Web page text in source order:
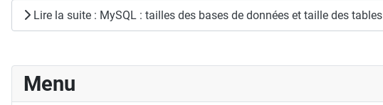
Lire la suite : MySQL : tailles des bases de données et taille des tables
Menu